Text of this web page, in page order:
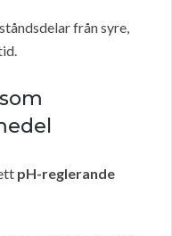
från syre,
pH-reglerande